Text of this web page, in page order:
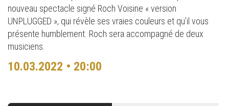
nouveau spectacle signé Roch Voisine « version
UNPLUGGED », qui révèle ses vraies couleurs et qu’il vous
présente humblement. Roch sera accompagné de deux
musiciens.
10.03.2022 • 20:00